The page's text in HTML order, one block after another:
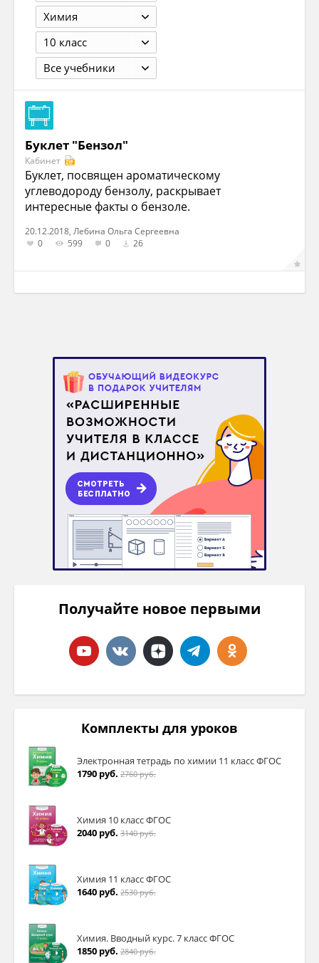
Химия
10 класс
Все учебники
Буклет "Бензол"
Кабинет
Буклет, посвящен ароматическому
углеводороду бензолу, раскрывает
интересные факты о бензоле.
20.12.2018, Лебина Ольга Сергеевна
0
599 0 26
Получайте новое первыми
Комплекты для уроков
Электронная тетрадь по химии 11 класс ФГОС
1790 руб. 2760 руб.
Химия 10 класс ФГОС
2040 руб. 3140 руб.
Химия 11 класс ФГОС
1640 руб. 2530 руб.
Химия. Вводный курс. 7 класс ФГОС
1850 руб. 2840 руб.